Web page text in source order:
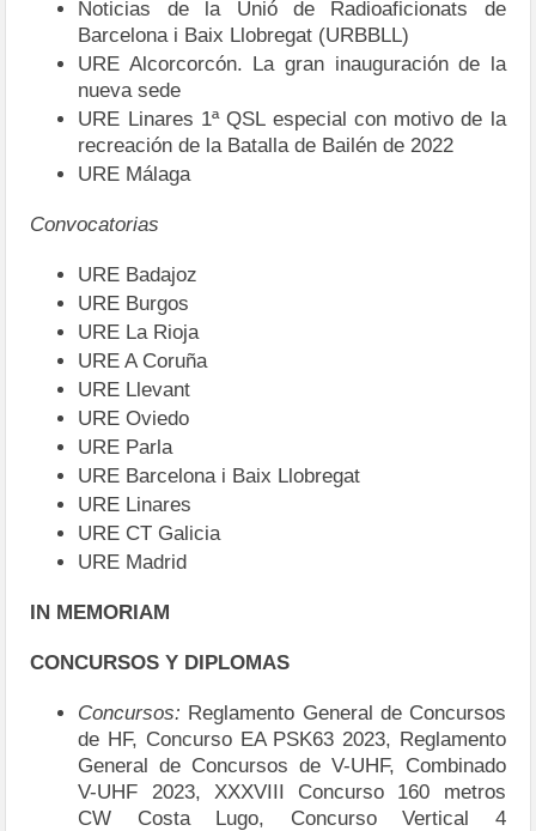
Noticias de la Unió de Radioaficionats de
Barcelona i Baix Llobregat (URBBLL)
URE Alcorcorcón. La gran inauguración de la
nueva sede
URE Linares 1ª QSL especial con motivo de la
recreación de la Batalla de Bailén de 2022
URE Málaga
Convocatorias
URE Badajoz
URE Burgos
URE La Rioja
URE A Coruña
URE Llevant
URE Oviedo
URE Parla
URE Barcelona i Baix Llobregat
URE Linares
URE CT Galicia
URE Madrid
IN MEMORIAM
CONCURSOS Y DIPLOMAS
Concursos: Reglamento General de Concursos
de HF, Concurso EA PSK63 2023, Reglamento
General de Concursos de V-UHF, Combinado
V-UHF 2023, XXXVIII Concurso 160 metros
CW Costa Lugo, Concurso Vertical 4